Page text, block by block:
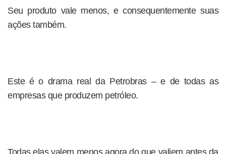
Seu produto vale menos, e consequentemente suas
ações também.
Este é o drama real da Petrobras – e de todas as
empresas que produzem petróleo.
Todas elas valem menos agora do que valiem antes da